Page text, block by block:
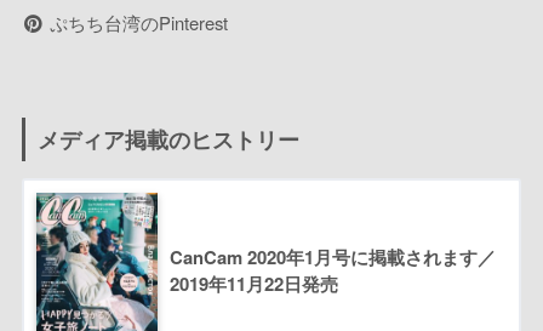
ぷちち台湾のPinterest
メディア掲載のヒストリー
CanCam 2020年1月号に掲載されます／
2019年11月22日発売